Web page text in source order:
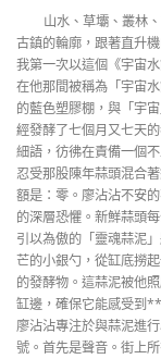
山水、草壩、叢林
古鎮的輪廓，跟著直升
我第一次以這個《宇宙
在他那間被稱為「宇宙
的藍色塑膠棚，與「宇
經發酵了七個月又七天
細語，彷彿在責備一個
忍受那股陳年蒜頭混合
額是：零。廖沾沾不安
的深層恐懼。新鮮蒜頭
引以為傲的「靈魂蒜泥
芒的小銀勺，從缸底撈
的發酵物。這蒜泥被他
缸邊，確保它能感受到
廖沾沾專注於與蒜泥進
號。首先是聲音。街上